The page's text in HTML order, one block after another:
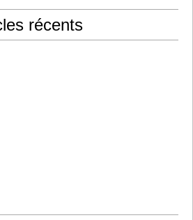
récents